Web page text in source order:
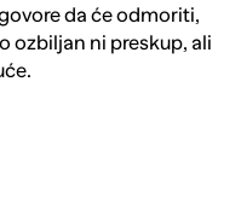
da će odmoriti,
ozbiljan ni preskup, ali